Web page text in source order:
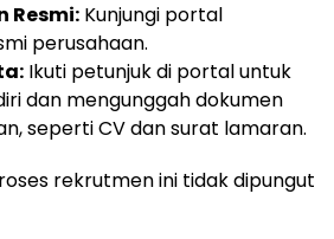
Resmi: Kunjungi portal
perusahaan.
Ikuti petunjuk di portal untuk
dan mengunggah dokumen
seperti CV dan surat lamaran.
rekrutmen ini tidak dipungut